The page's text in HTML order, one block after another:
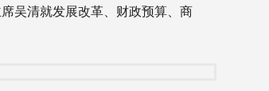
吴清就发展改革、财政预算、商